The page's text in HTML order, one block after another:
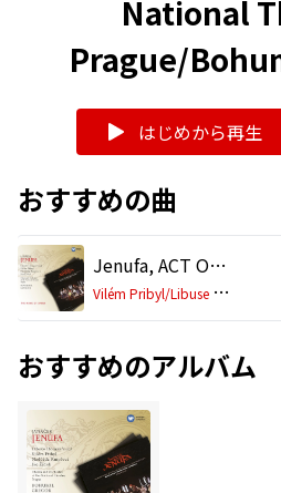
National
Prague/
はじめから再生
おすすめの曲
Jenufa, ACT ONE: Vy starenko, uz tak na vselicos (Laca/Jenufa/Grandmother)
V
ilém Pribyl/Libuse Domanínská/Marie Mrázová/Orchestra of The National Theatre Prague/Bohumil Gregor
おすすめのアルバム